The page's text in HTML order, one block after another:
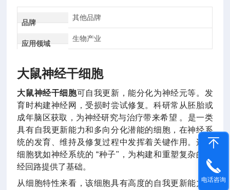
品牌
其他品牌
应用领域
生物产业
大鼠神经干细胞
大鼠神经干细胞可自我更新，能分化为神经元等。发
育时构建神经网，受损时尝试修复。科研常从胚胎或
成年脑区获取，为神经研究与治疗带来希望 。 是一类
具有自我更新能力和多向分化潜能的细胞，在神经系
统的发育、维持及修复过程中发挥着关键作用。这类
细胞犹如神经系统的 “种子"，为构建和重塑复杂的神
经回路提供了基础。
从细胞特性来看，该细胞具有高度的自我更新能力。电话咨询